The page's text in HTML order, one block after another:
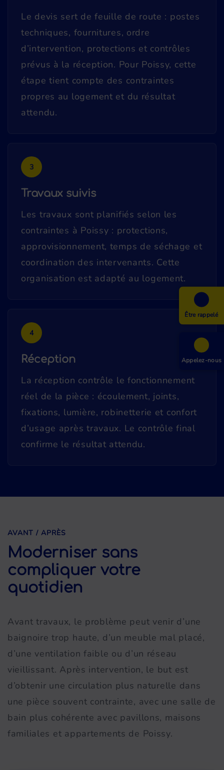
Le devis sert de feuille de route : postes
techniques, fournitures, ordre
d’intervention, protections et contrôles
prévus à la réception. Pour Poissy, cette
étape tient compte des contraintes
propres au logement et du résultat
attendu.
3
Travaux suivis
Les travaux sont planifiés selon les
contraintes à Poissy : protections,
approvisionnement, temps de séchage et
coordination des intervenants. Cette
organisation est adapté au logement.
4
Réception
La réception contrôle le fonctionnement
réel de la pièce : écoulement, joints,
fixations, lumière, robinetterie et confort
d’usage après travaux. Le contrôle final
confirme le résultat attendu.
AVANT / APRÈS
Moderniser sans
compliquer votre
quotidien
Avant travaux, le problème peut venir d’une
baignoire trop haute, d’un meuble mal placé,
d’une ventilation faible ou d’un réseau
vieillissant. Après intervention, le but est
d’obtenir une circulation plus naturelle dans
une pièce souvent contrainte, avec une salle de
bain plus cohérente avec pavillons, maisons
familiales et appartements de Poissy.
Être rappelé
Appelez-nous